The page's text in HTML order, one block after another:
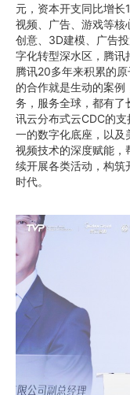
元，资本开支同比增长
视频、广告、游戏等核
创意、3D建模、广告
字化转型深水区，腾讯
腾讯20多年来积累的
的合作就是生动的案
务，服务全球，都有了
讯云分布式云CDC的
一的数字化底座，以及
视频技术的深度赋能，
续开展各类活动，构筑
时代。